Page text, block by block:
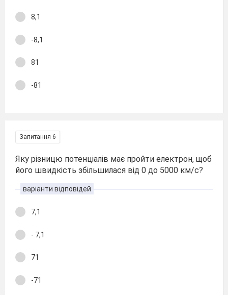
8,1
-8,1
81
-81
Запитання 6
Яку різницю потенціалів має пройти електрон, щоб
його швидкість збільшилася від 0 до 5000 км/с?
варіанти відповідей
7,1
- 7,1
71
-71